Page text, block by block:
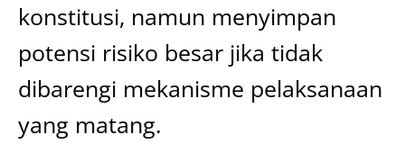
konstitusi, namun menyimpan
potensi risiko besar jika tidak
dibarengi mekanisme pelaksanaan
yang matang.